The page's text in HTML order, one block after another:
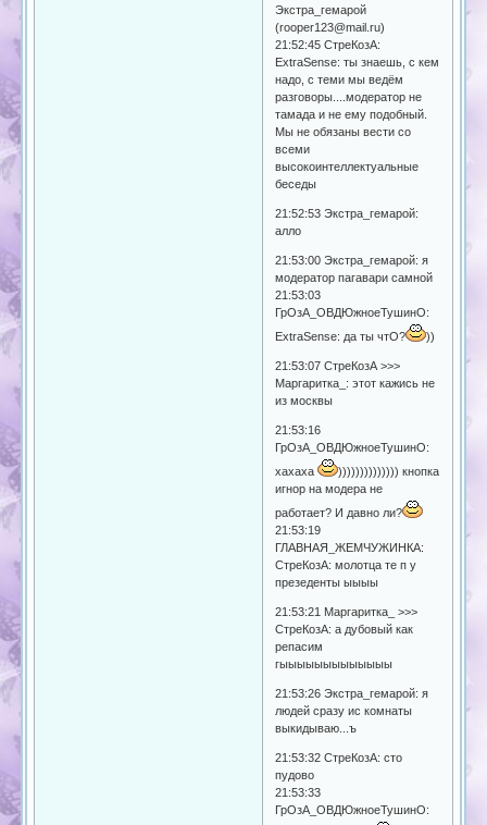
Экстра_гемарой
(rooper123@mail.ru)
21:52:45 СтреКозА:
ExtraSense: ты знаешь, с кем
надо, с теми мы ведём
разговоры....модератор не
тамада и не ему подобный.
Мы не обязаны вести со
всеми
высокоинтеллектуальные
беседы
21:52:53 Экстра_гемарой:
алло
21:53:00 Экстра_гемарой: я
модератор пагавари самной
21:53:03
ГрОзА_ОВДЮжноеТушинО:
ExtraSense: да ты чтО?
))
21:53:07 СтреКозА >>>
Маргаритка_: этот кажись не
из москвы
21:53:16
ГрОзА_ОВДЮжноеТушинО:
хахаха
)))))))))))))) кнопка
игнор на модера не
работает? И давно ли?
21:53:19
ГЛАВНАЯ_ЖЕМЧУЖИНКА:
СтреКозА: молотца те п у
презеденты ыыыы
21:53:21 Маргаритка_ >>>
СтреКозА: а дубовый как
репасим
гыыыыыыыыыыыыы
21:53:26 Экстра_гемарой: я
людей сразу ис комнаты
выкидываю...ъ
21:53:32 СтреКозА: сто
пудово
21:53:33
ГрОзА_ОВДЮжноеТушинО: